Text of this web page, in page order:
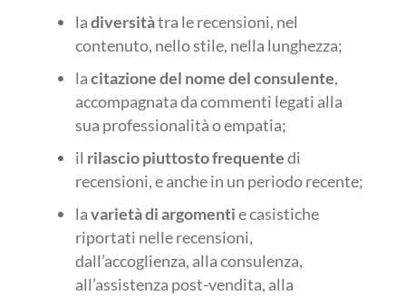
ladiversitàtra le recensioni, nel
contenuto, nello stile, nella lunghezza;
lacitazione del nome del consulente,
accompagnata da commenti legati alla
sua professionalità o empatia;
il rilascio piuttosto frequentedi
recensioni, e anche in un periodo recente;
lavarietà di argomentie casistiche
riportati nelle recensioni,
dall’accoglienza, alla consulenza,
all’assistenza post-vendita, alla